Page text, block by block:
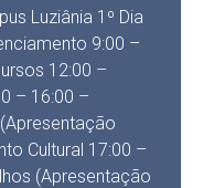
Luziânia 1º Dia
9:00 –
12:00 –
– 16:00 –
Cultural 17:00 –
(Apresentação